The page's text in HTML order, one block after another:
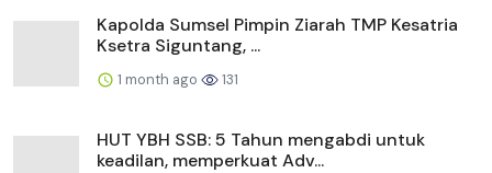
Kapolda Sumsel Pimpin Ziarah TMP Kesatria
Ksetra Siguntang, ...
1 month ago 131
HUT YBH SSB: 5 Tahun mengabdi untuk
keadilan, memperkuat Adv...